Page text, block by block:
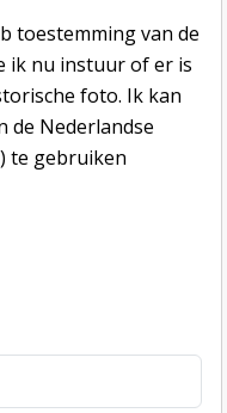
toestemming van de
ik nu instuur of er is
foto. Ik kan
de Nederlandse
te gebruiken